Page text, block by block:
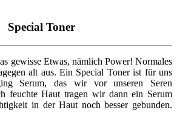
Special Toner
gewisse Etwas, nämlich Power! Normales
alt aus. Ein Special Toner ist für uns
Serum, das wir vor unseren Seren
feuchte Haut tragen wir dann ein Serum
in der Haut noch besser gebunden.